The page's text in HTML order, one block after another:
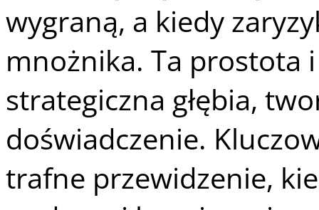
wygraną, a kiedy
mnożnika. Ta prostota
strategiczna głębia,
doświadczenie.
trafne przewidzenie,